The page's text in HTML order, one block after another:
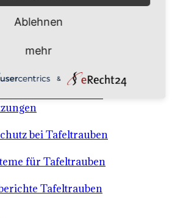
Recht
bei Tafeltrauben
für Tafeltrauben
Tafeltrauben
Ablehnen
mehr
&